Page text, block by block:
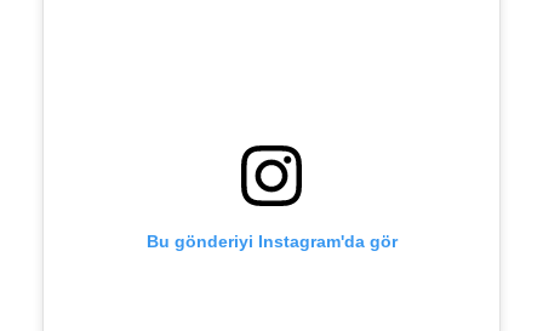
Bu gönderiyi Instagram'da gör